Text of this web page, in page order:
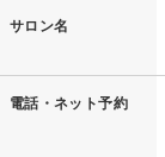
サロン名
電話・ネット予約